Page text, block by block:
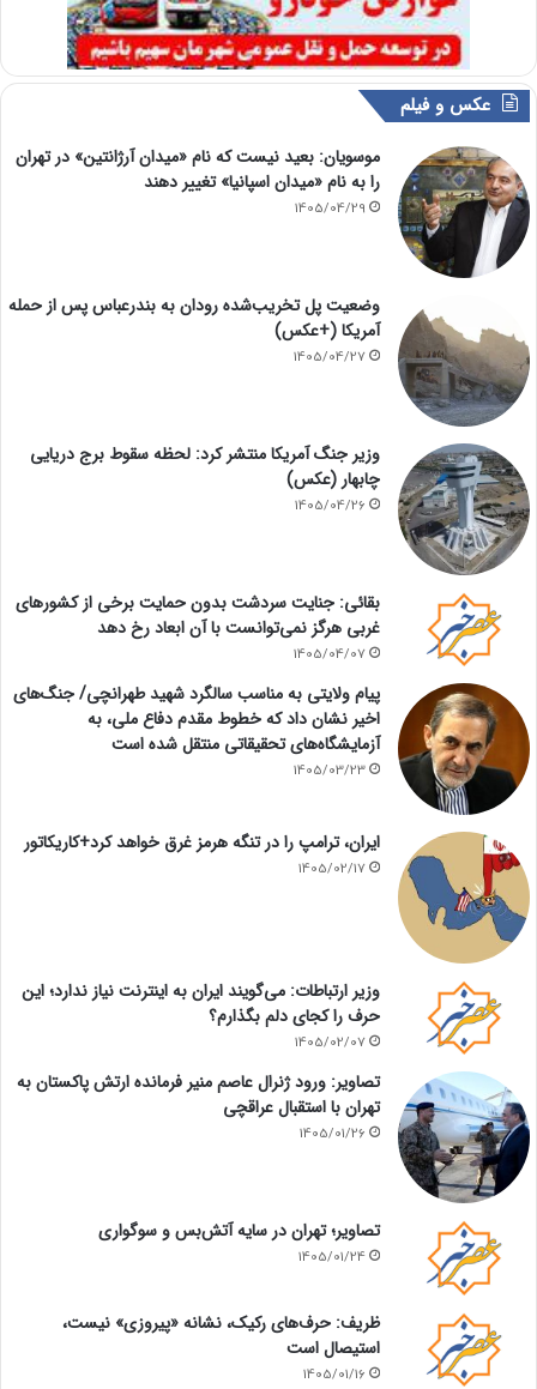
عکس و فیلم
موسویان: بعید نیست که نام «میدان آرژانتین» در تهران
را به نام «میدان اسپانیا» تغییر دهند
1405/04/29
وضعیت پل تخریب‌شده رودان به بندرعباس پس از حمله
آمریکا (+عکس)
1405/04/27
وزیر جنگ آمریکا منتشر کرد: لحظه سقوط برج دریایی
چابهار (عکس)
1405/04/26
بقائی: جنایت سردشت بدون حمایت برخی از کشورهای
غربی هرگز نمی‌توانست با آن ابعاد رخ دهد
1405/04/07
پیام ولایتی به مناسب سالگرد شهید طهرانچی/ جنگ‌های
اخیر نشان داد که خطوط مقدم دفاع ملی، به
آزمایشگاه‌های تحقیقاتی منتقل شده است
1405/03/23
ایران، ترامپ را در تنگه هرمز غرق خواهد کرد+کاریکاتور
1405/02/17
وزیر ارتباطات: می‌گویند ایران به اینترنت نیاز ندارد؛ این
حرف را کجای دلم بگذارم؟
1405/02/07
تصاویر: ورود ژنرال عاصم منیر فرمانده ارتش پاکستان به
تهران با استقبال عراقچی
1405/01/26
تصاویر؛ تهران در سایه آتش‌بس و سوگواری
1405/01/24
ظریف: حرف‌های رکیک، نشانه «پیروزی» نیست،
استیصال است
1405/01/16